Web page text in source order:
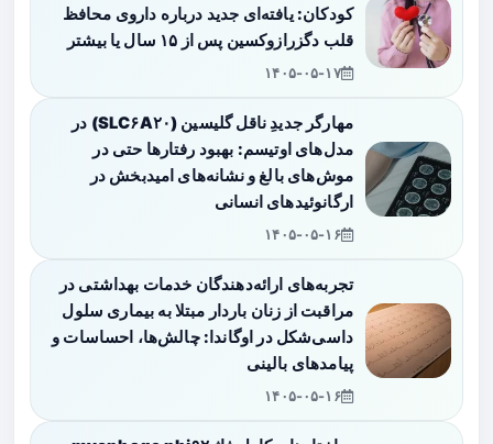
کودکان: یافته‌ای جدید درباره داروی محافظ
قلب دگزرازوکسین پس از ۱۵ سال یا بیشتر
۱۴۰۵-۰۵-۱۷
مهارگر جدیدِ ناقل گلیسین (SLC۶A۲۰) در
مدل‌های اوتیسم: بهبود رفتارها حتی در
موش‌های بالغ و نشانه‌های امیدبخش در
ارگانوئیدهای انسانی
۱۴۰۵-۰۵-۱۶
تجربه‌های ارائه‌دهندگان خدمات بهداشتی در
مراقبت از زنان باردار مبتلا به بیماری سلول
داسی‌شکل در اوگاندا: چالش‌ها، احساسات و
پیامدهای بالینی
۱۴۰۵-۰۵-۱۶